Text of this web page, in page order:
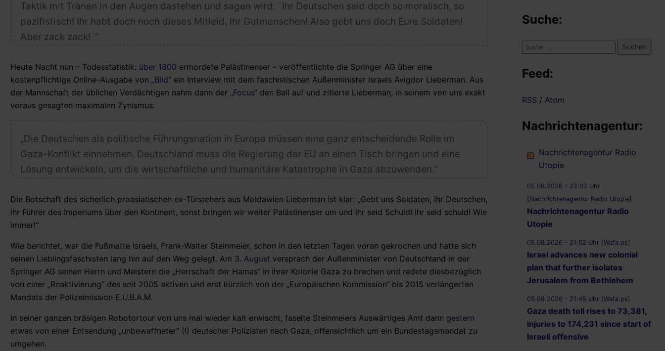
Taktik mit Tränen in den Augen dastehen und sagen wird: ´Ihr Deutschen seid doch so moralisch, so
pazifistisch! Ihr habt doch noch dieses Mitleid, Ihr Gutmenschen! Also gebt uns doch Eure Soldaten!
Aber zack zack!´“
Heute Nacht nun – Todesstatistik: über 1800 ermordete Palästinenser – veröffentlichte die Springer AG über eine
kostenpflichtige Online-Ausgabe von „Bild“ ein Interview mit dem faschistischen Außenminister Israels Avigdor Lieberman. Aus
der Mannschaft der üblichen Verdächtigen nahm dann der „Focus“ den Ball auf und zitierte Lieberman, in seinem von uns exakt
voraus gesagten maximalen Zynismus:
„Die Deutschen als politische Führungsnation in Europa müssen eine ganz entscheidende Rolle im
Gaza-Konflikt einnehmen. Deutschland muss die Regierung der EU an einen Tisch bringen und eine
Lösung entwickeln, um die wirtschaftliche und humanitäre Katastrophe in Gaza abzuwenden.“
Die Botschaft des sicherlich proasiatischen ex-Türstehers aus Moldawien Lieberman ist klar: „Gebt uns Soldaten, ihr Deutschen,
ihr Führer des Imperiums über den Kontinent, sonst bringen wir weiter Palästinenser um und ihr seid Schuld! Ihr seid schuld! Wie
immer!“
Wie berichtet, war die Fußmatte Israels, Frank-Walter Steinmeier, schon in den letzten Tagen voran gekrochen und hatte sich
seinen Lieblingsfaschisten lang hin auf den Weg gelegt. Am 3. August versprach der Außenminister von Deutschland in der
Springer AG seinen Herrn und Meistern die „Herrschaft der Hamas“ in ihrer Kolonie Gaza zu brechen und redete diesbezüglich
von einer „Reaktivierung“ des seit 2005 aktiven und erst kürzlich von der „Europäischen Kommission“ bis 2015 verlängerten
Mandats der Polizeimission E.U.B.A.M.
In seiner ganzen bräsigen Robotortour von uns mal wieder kalt erwischt, faselte Steinmeiers Auswärtiges Amt dann gestern
etwas von einer Entsendung „unbewaffneter“ (!) deutscher Polizisten nach Gaza, offensichtlich um ein Bundestagsmandat zu
umgehen.
Suche:
Suche
Feed:
RSS / Atom
Nachrichtenagentur:
Nachrichtenagentur Radio
Utopie
05.08.2026 - 22:02 Uhr
[Nachrichtenagentur Radio Utopie]
Nachrichtenagentur Radio
Utopie
05.08.2026 - 21:52 Uhr [Wafa.ps]
Israel advances new colonial
plan that further isolates
Jerusalem from Bethlehem
05.08.2026 - 21:45 Uhr [Wafa.ps]
Gaza death toll rises to 73,381,
injuries to 174,231 since start of
Israeli offensive